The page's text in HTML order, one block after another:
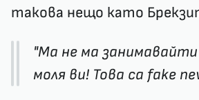
такова нещо като
"Ма не ма
моля ви! Това са fake